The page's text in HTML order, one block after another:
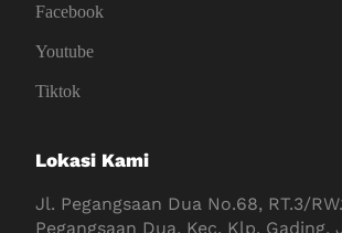
Facebook
Youtube
Tiktok
Lokasi Kami
Jl. Pegangsaan Dua No.68, RT.3/
Pegangsaan Dua, Kec. Klp. Gading,